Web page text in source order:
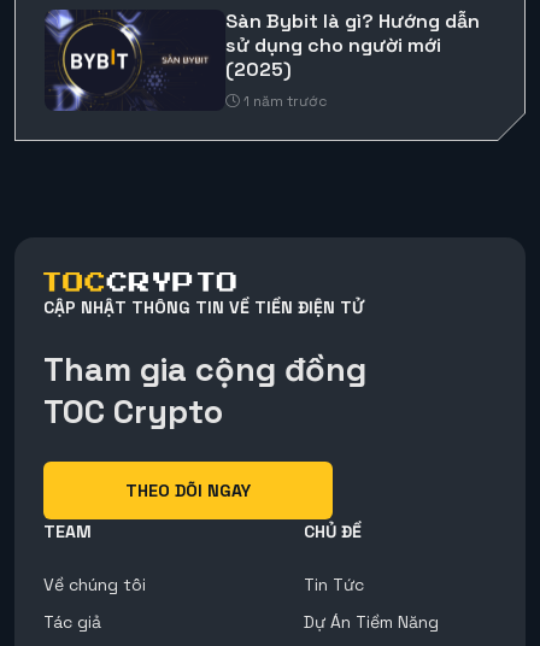
Sàn Bybit là gì? Hướng dẫn
sử dụng cho người mới
(2025)
1 năm trước
CẬP NHẬT THÔNG TIN VỀ TIỀN ĐIỆN TỬ
Tham gia cộng đồng
TOC Crypto
THEO DÕI NGAY
TEAM
Về chúng tôi
Tác giả
CHỦ ĐỀ
Tin Tức
Dự Án Tiềm Năng